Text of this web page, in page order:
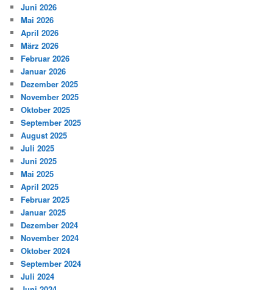
Juni 2026
Mai 2026
April 2026
März 2026
Februar 2026
Januar 2026
Dezember 2025
November 2025
Oktober 2025
September 2025
August 2025
Juli 2025
Juni 2025
Mai 2025
April 2025
Februar 2025
Januar 2025
Dezember 2024
November 2024
Oktober 2024
September 2024
Juli 2024